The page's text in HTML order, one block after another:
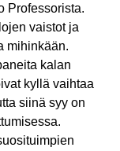
Professorista.
vaistot ja
mihinkään.
kalan
kyllä vaihtaa
siinä syy on